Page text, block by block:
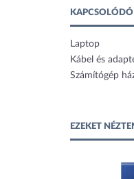
Laptop
Kábel és
Számítógép
EZEKET